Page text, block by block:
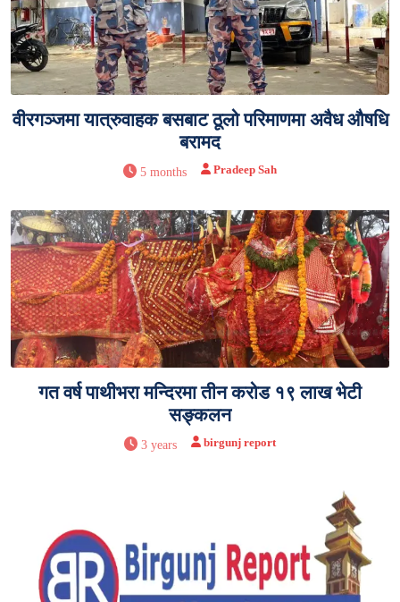
वीरगञ्जमा यात्रुवाहक बसबाट ठूलो परिमाणमा अवैध औषधि
बरामद
5 months Pradeep Sah
गत वर्ष पाथीभरा मन्दिरमा तीन करोड १९ लाख भेटी
सङ्कलन
3 years birgunj report